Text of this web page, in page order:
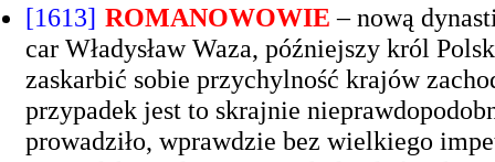
[1613] ROMANOWOWIE – nową
car Władysław Waza, późniejszy król
zaskarbić sobie przychylność krajów
przypadek jest to skrajnie
prowadziło, wprawdzie bez wielkiego